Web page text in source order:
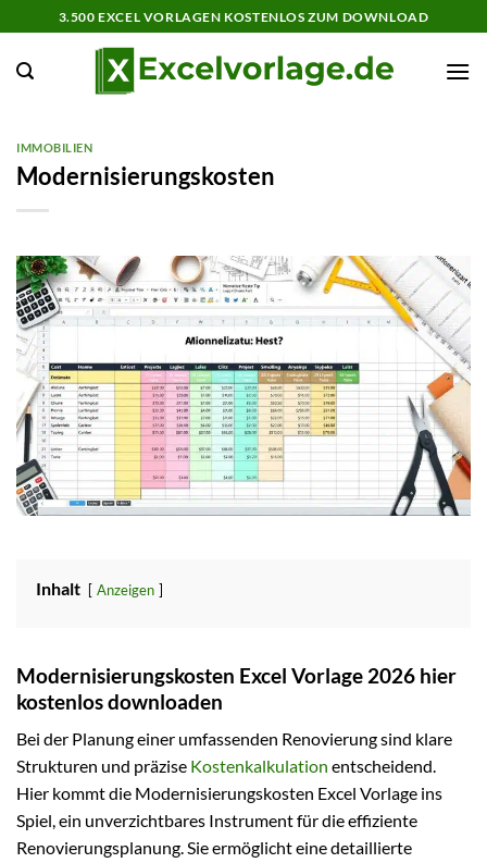
Inhalt
springen
3.500 EXCEL VORLAGEN KOSTENLOS ZUM DOWNLOAD
IMMOBILIEN
Modernisierungskosten
Inhalt Anzeigen
Modernisierungskosten Excel Vorlage 2026 hier
kostenlos downloaden
Bei der Planung einer umfassenden Renovierung sind klare
Strukturen und präzise Kostenkalkulation entscheidend.
Hier kommt die Modernisierungskosten Excel Vorlage ins
Spiel, ein unverzichtbares Instrument für die effiziente
Renovierungsplanung. Sie ermöglicht eine detaillierte